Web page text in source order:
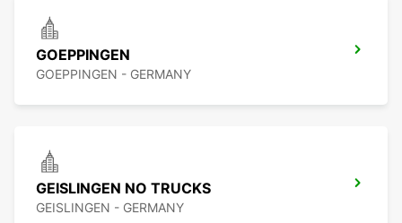
GOEPPINGEN
GOEPPINGEN - GERMANY
GEISLINGEN NO TRUCKS
GEISLINGEN - GERMANY